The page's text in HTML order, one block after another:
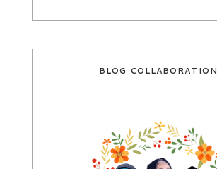
BLOG COLLABORATION